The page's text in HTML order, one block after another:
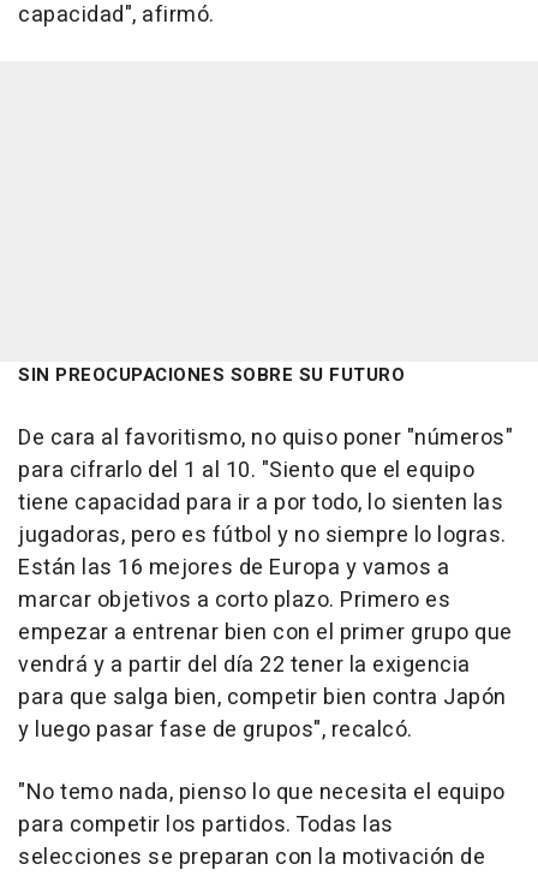
capacidad", afirmó.
SIN PREOCUPACIONES SOBRE SU FUTURO
De cara al favoritismo, no quiso poner "números"
para cifrarlo del 1 al 10. "Siento que el equipo
tiene capacidad para ir a por todo, lo sienten las
jugadoras, pero es fútbol y no siempre lo logras.
Están las 16 mejores de Europa y vamos a
marcar objetivos a corto plazo. Primero es
empezar a entrenar bien con el primer grupo que
vendrá y a partir del día 22 tener la exigencia
para que salga bien, competir bien contra Japón
y luego pasar fase de grupos", recalcó.
"No temo nada, pienso lo que necesita el equipo
para competir los partidos. Todas las
selecciones se preparan con la motivación de